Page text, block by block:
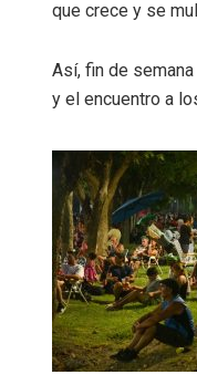
que crece y se
Así, fin de
y el encuentro a